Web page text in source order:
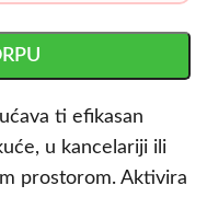
ti efikasan
u kancelariji ili
prostorom. Aktivira